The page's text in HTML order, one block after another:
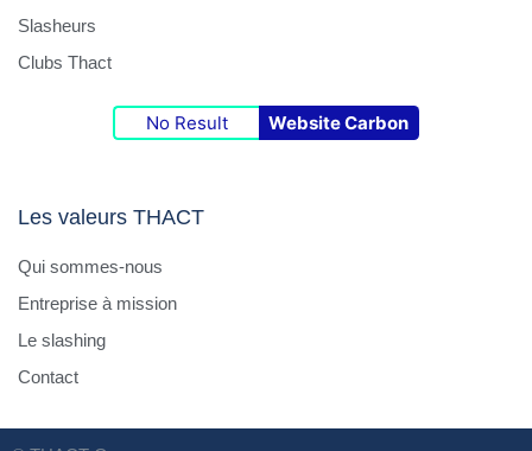
Slasheurs
Clubs Thact
No Result Website Carbon
Les valeurs THACT
Qui sommes-nous
Entreprise à mission
Le slashing
Contact